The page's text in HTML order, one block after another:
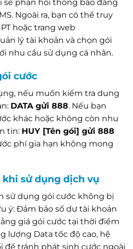
phản hồi thông báo đăng
Ngoài ra, bạn có thể truy
hoặc trang web
lý tài khoản và chọn gói
nhu cầu sử dụng cá nhân.
cước
nếu muốn kiểm tra dung
DATA gửi 888. Nếu bạn
khác hoặc không còn nhu
tin: HUY [Tên gói] gửi 888
phí gia hạn không mong
sử dụng dịch vụ
sử dụng gói cước không bị
ý: Đảm bảo số dư tài khoản
giá gói cước tại thời điểm
lượng Data tốc độ cao, hệ
để tránh phát sinh cước ngoài